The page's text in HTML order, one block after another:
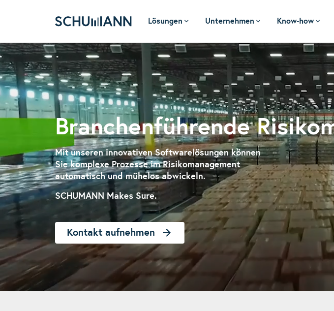
Lösungen Unternehmen Know-how
Branchenführende
Mit unseren innovativen Softwarelösungen können
Sie komplexe Prozesse im Risikomanagement
automatisch und mühelos abwickeln.
SCHUMANN Makes Sure.
Kontakt aufnehmen